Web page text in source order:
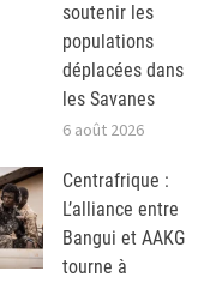
soutenir les
populations
déplacées dans
les Savanes
6 août 2026
Centrafrique :
L’alliance entre
Bangui et AAKG
tourne à